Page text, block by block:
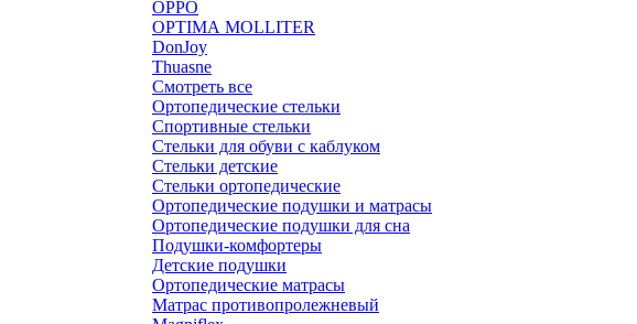
OPPO
OPTIMA MOLLITER
DonJoy
Thuasne
Смотреть все
Ортопедические стельки
Спортивные стельки
Стельки для обуви с каблуком
Стельки детские
Стельки ортопедические
Ортопедические подушки и матрасы
Ортопедические подушки для сна
Подушки-комфортеры
Детские подушки
Ортопедические матрасы
Матрас противопролежневый